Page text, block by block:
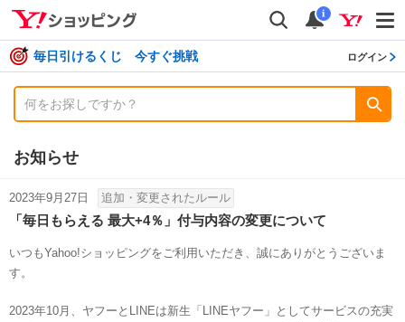
検索
通知
i
毎日引けるくじ 今すぐ挑戦 ログイン
お知らせ
2023年9月27日 追加・変更されたルール
「毎日もらえる 最大+4％」付与内容の変更について
いつもYahoo!ショッピングをご利用いただき、誠にありがとうございま
す。
2023年10月、ヤフーとLINEは新生「LINEヤフー」としてサービスの充実